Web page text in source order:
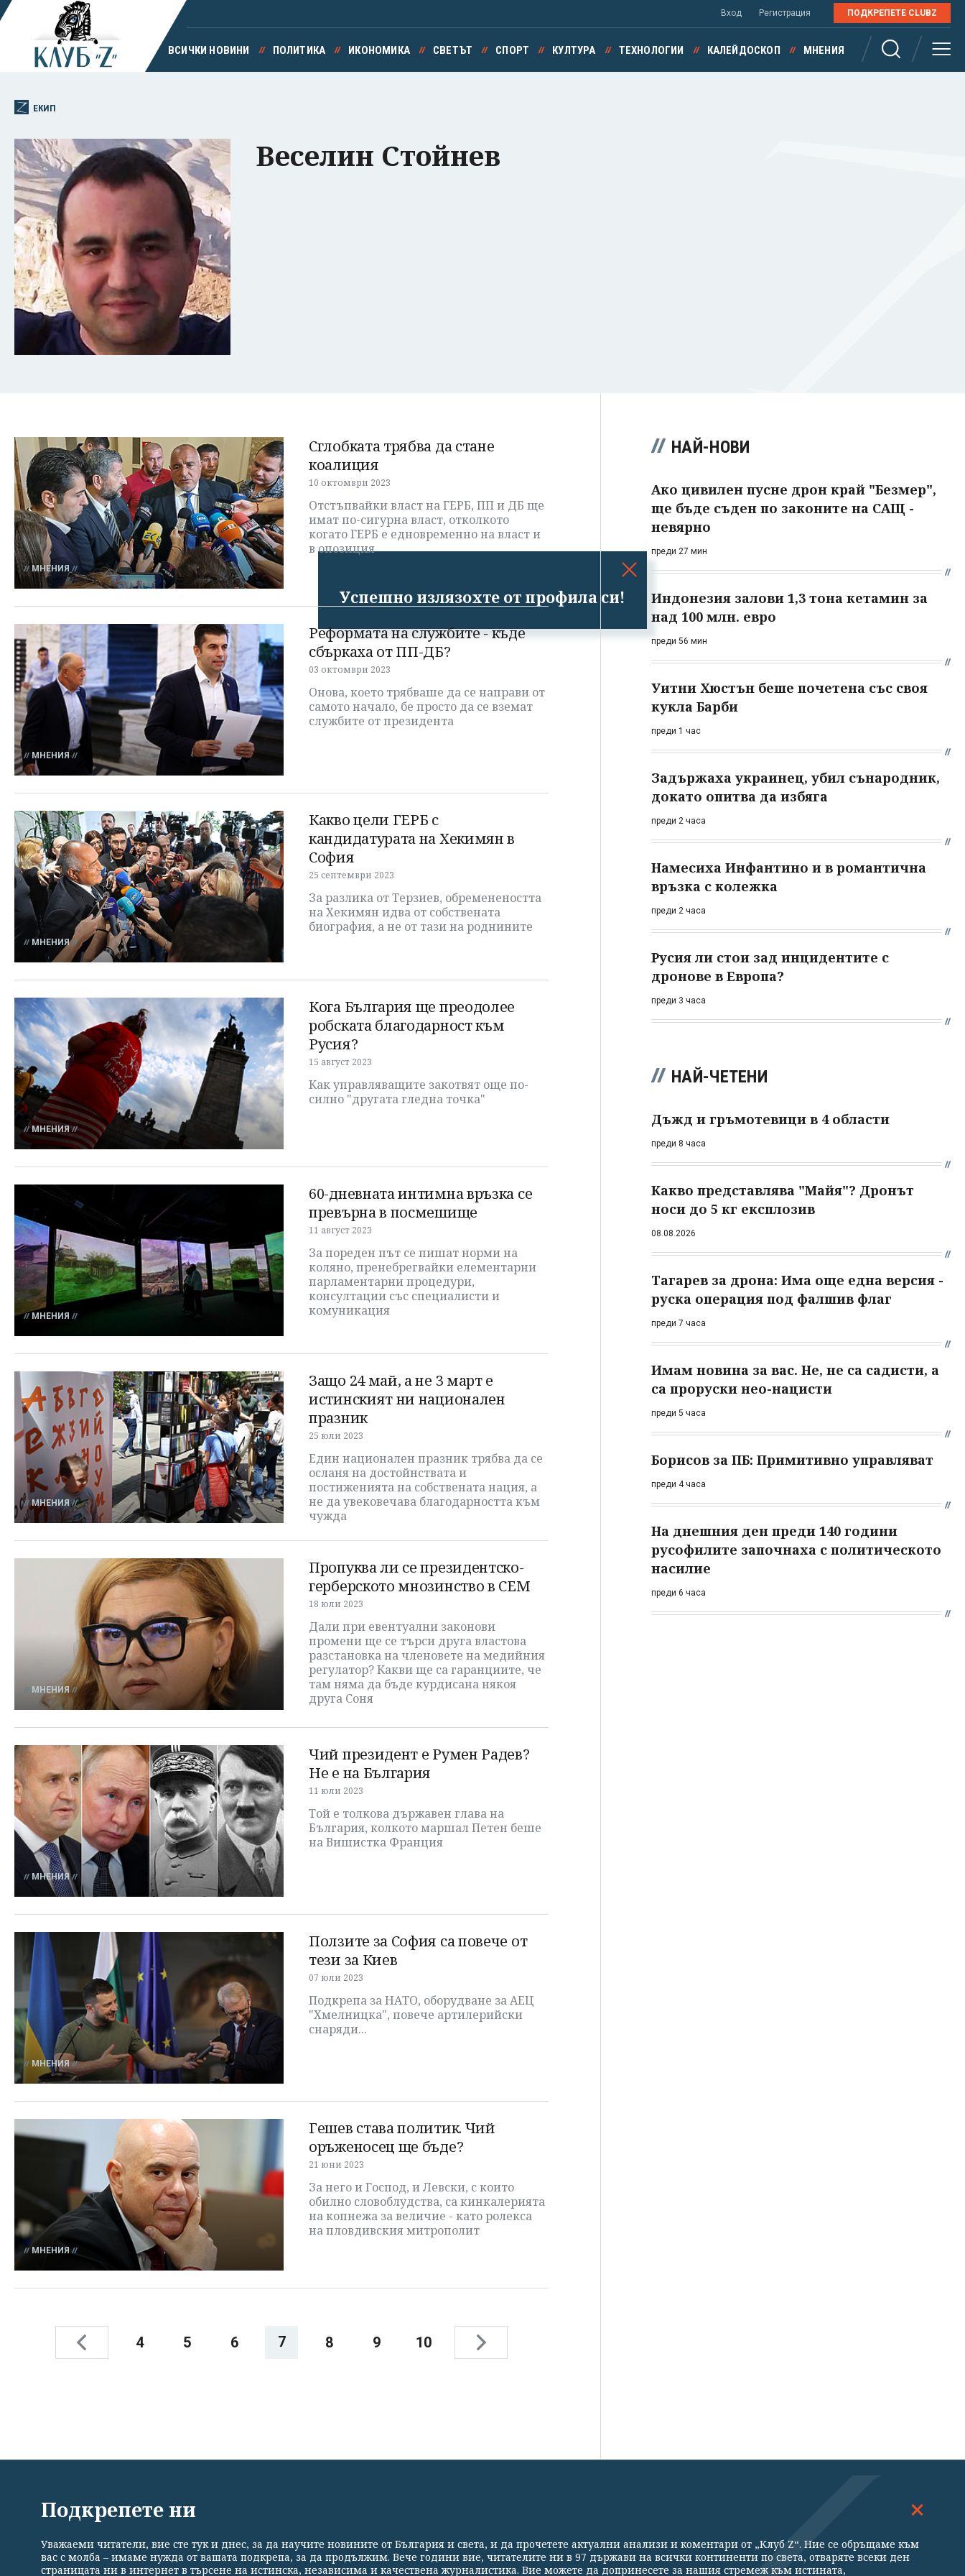
Успешно излязохте от профила си!
Вход Регистрация ПОДКРЕПЕТЕ CLUBZ
ВСИЧКИ НОВИНИ ПОЛИТИКА ИКОНОМИКА СВЕТЪТ СПОРТ КУЛТУРА ТЕХНОЛОГИИ КАЛЕЙДОСКОП МНЕНИЯ
ЕКИП
Веселин Стойнев
МНЕНИЯ
Сглобката трябва да стане
коалиция
10 октомври 2023
Отстъпвайки власт на ГЕРБ, ПП и ДБ ще
имат по-сигурна власт, отколкото
когато ГЕРБ е едновременно на власт и
в опозиция
МНЕНИЯ
Реформата на службите - къде
сбъркаха от ПП-ДБ?
03 октомври 2023
Онова, което трябваше да се направи от
самото начало, бе просто да се вземат
службите от президента
МНЕНИЯ
Какво цели ГЕРБ с
кандидатурата на Хекимян в
София
25 септември 2023
За разлика от Терзиев, обременеността
на Хекимян идва от собствената
биография, а не от тази на роднините
МНЕНИЯ
Кога България ще преодолее
робската благодарност към
Русия?
15 август 2023
Как управляващите закотвят още по-
силно "другата гледна точка"
МНЕНИЯ
60-дневната интимна връзка се
превърна в посмешище
11 август 2023
За пореден път се пишат норми на
коляно, пренебрегвайки елементарни
парламентарни процедури,
консултации със специалисти и
комуникация
МНЕНИЯ
Защо 24 май, а не 3 март е
истинският ни национален
празник
25 юли 2023
Един национален празник трябва да се
осланя на достойнствата и
постиженията на собствената нация, а
не да увековечава благодарността към
чужда
МНЕНИЯ
Пропуква ли се президентско-
герберското мнозинство в СЕМ
18 юли 2023
Дали при евентуални законови
промени ще се търси друга властова
разстановка на членовете на медийния
регулатор? Какви ще са гаранциите, че
там няма да бъде курдисана някоя
друга Соня
МНЕНИЯ
Чий президент е Румен Радев?
Не е на България
11 юли 2023
Той е толкова държавен глава на
България, колкото маршал Петен беше
на Вишистка Франция
МНЕНИЯ
Ползите за София са повече от
тези за Киев
07 юли 2023
Подкрепа за НАТО, оборудване за АЕЦ
"Хмелницка", повече артилерийски
снаряди...
МНЕНИЯ
Гешев става политик. Чий
оръженосец ще бъде?
21 юни 2023
За него и Господ, и Левски, с които
обилно словоблудства, са кинкалерията
на копнежа за величие - като ролекса
на пловдивския митрополит
4 5 6 7 8 9 10
НАЙ-НОВИ
Ако цивилен пусне дрон край "Безмер",
ще бъде съден по законите на САЩ -
невярно
преди 27 мин
Индонезия залови 1,3 тона кетамин за
над 100 млн. евро
преди 56 мин
Уитни Хюстън беше почетена със своя
кукла Барби
преди 1 час
Задържаха украинец, убил сънародник,
докато опитва да избяга
преди 2 часа
Намесиха Инфантино и в романтична
връзка с колежка
преди 2 часа
Русия ли стои зад инцидентите с
дронове в Европа?
преди 3 часа
НАЙ-ЧЕТЕНИ
Дъжд и гръмотевици в 4 области
преди 8 часа
Какво представлява "Майя"? Дронът
носи до 5 кг експлозив
08.08.2026
Тагарев за дрона: Има още една версия -
руска операция под фалшив флаг
преди 7 часа
Имам новина за вас. Не, не са садисти, а
са проруски нео-нацисти
преди 5 часа
Борисов за ПБ: Примитивно управляват
преди 4 часа
На днешния ден преди 140 години
русофилите започнаха с политическото
насилие
преди 6 часа
Общи условия Политика за поверителност Реклама Партньори Контакти За Клуб Z Екип Подкрепете ни
Подкрепете ни
Уважаеми читатели, вие сте тук и днес, за да научите новините от България и света, и да прочетете актуални анализи и коментари от „Клуб Z“. Ние се обръщаме към
вас с молба – имаме нужда от вашата подкрепа, за да продължим. Вече години вие, читателите ни в 97 държави на всички континенти по света, отваряте всеки ден
страницата ни в интернет в търсене на истинска, независима и качествена журналистика. Вие можете да допринесете за нашия стремеж към истината,